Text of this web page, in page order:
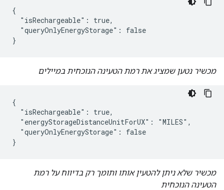
{
  "isRechargeable": true,
  "queryOnlyEnergyStorage": false
}
מכשיר נטען שמציג את רמת הטעינה הנוכחית במיילים
{
  "isRechargeable": true,
  "energyStorageDistanceUnitForUX": "MILES",
  "queryOnlyEnergyStorage": false
}
מכשיר שלא ניתן להטעין אותו ותומך רק בדיווח על רמת
הטעינה הנוכחית